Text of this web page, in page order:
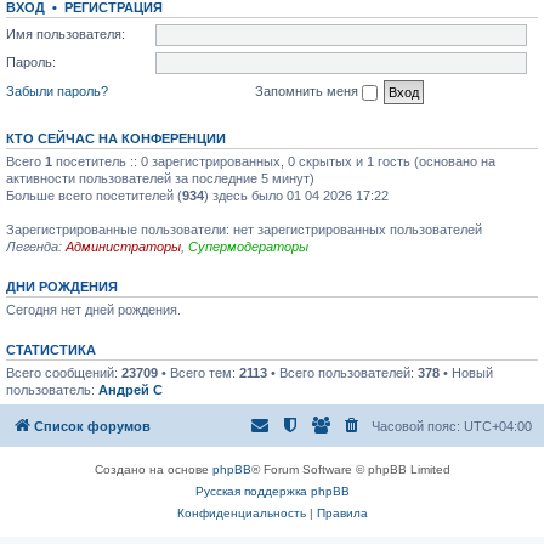
щ
е
и
д
н
м
щ
н
и
ю
т
к
н
е
м
у
с
о
б
н
и
ю
ВХОД • РЕГИСТРАЦИЯ
Имя пользователя:
Пароль:
Забыли пароль?
Запомнить меня
КТО СЕЙЧАС НА КОНФЕРЕНЦИИ
Всего 1 посетитель :: 0 зарегистрированных, 0 скрытых и 1 гость (основано на
активности пользователей за последние 5 минут)
Больше всего посетителей (934) здесь было 01 04 2026 17:22
Зарегистрированные пользователи: нет зарегистрированных пользователей
Легенда: Администраторы Супермодераторы
ДНИ РОЖДЕНИЯ
Сегодня нет дней рождения.
СТАТИСТИКА
Всего сообщений: 23709 • Всего тем: 2113 • Всего пользователей: 378 • Новый
пользователь: Андрей С
Список форумов Часовой пояс: UTC+04:00
Создано на основе phpBB® Forum Software © phpBB Limited
Русская поддержка phpBB
Конфиденциальность| Правила